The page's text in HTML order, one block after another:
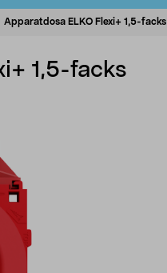
Apparatdosa ELKO Flexi+ 1,5-facks
1,5-facks